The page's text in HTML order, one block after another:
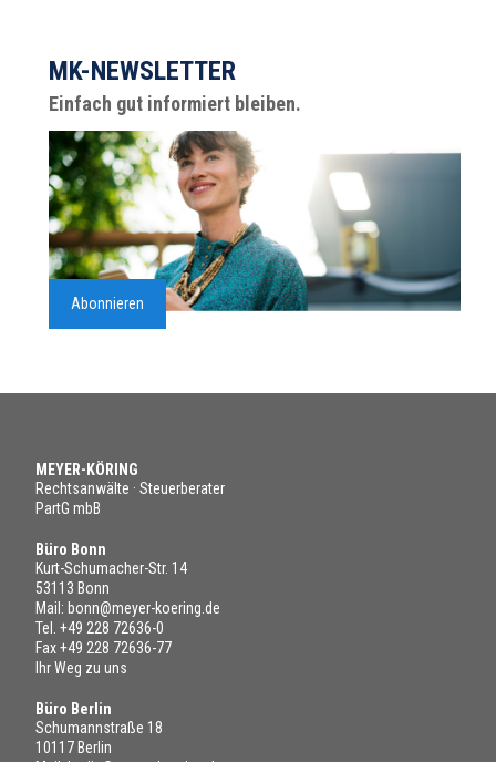
MK-NEWSLETTER
Einfach gut informiert bleiben.
Abonnieren
MEYER-KÖRING
Rechtsanwälte · Steuerberater
PartG mbB
Büro Bonn
Kurt-Schumacher-Str. 14
53113 Bonn
Mail: bonn@meyer-koering.de
Tel. +49 228 72636-0
Fax +49 228 72636-77
Ihr Weg zu uns
Büro Berlin
Schumannstraße 18
10117 Berlin